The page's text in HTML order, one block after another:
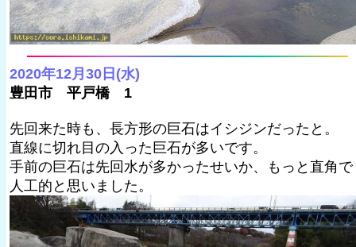
2020年12月30日(水)
豊田市 平戸橋 1
先回来た時も、長方形の巨石はイシジンだったと。
直線に切れ目の入った巨石が多いです。
手前の巨石は先回水が多かったせいか、もっと直角で
人工的と思いました。